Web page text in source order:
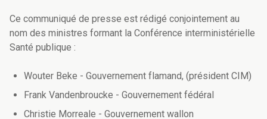
Ce communiqué de presse est rédigé conjointement au
nom des ministres formant la Conférence interministérielle
Santé publique :
Wouter Beke - Gouvernement flamand, (président CIM)
Frank Vandenbroucke - Gouvernement fédéral
Christie Morreale - Gouvernement wallon